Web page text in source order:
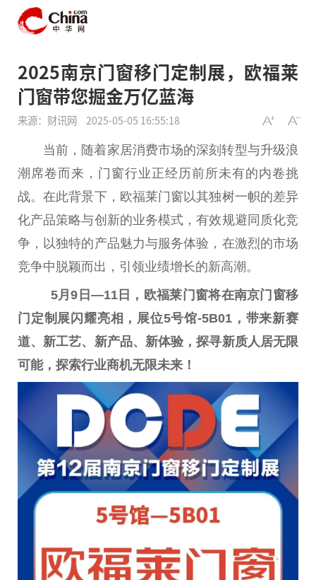
2025南京门窗移门定制展，欧福莱
门窗带您掘金万亿蓝海
来源：财讯网 2025-05-05 16:55:18
当前，随着家居消费市场的深刻转型与升级浪
潮席卷而来，门窗行业正经历前所未有的内卷挑
战。在此背景下，欧福莱门窗以其独树一帜的差异
化产品策略与创新的业务模式，有效规避同质化竞
争，以独特的产品魅力与服务体验，在激烈的市场
竞争中脱颖而出，引领业绩增长的新高潮。
5月9 日—11日，欧福莱门窗将在南京门窗移
门定制展闪耀亮相，展位5号馆-5B01 ，带来新赛
道、新工艺、新产品、新体验，探寻新质人居无限
可能，探索行业商机无限未来！